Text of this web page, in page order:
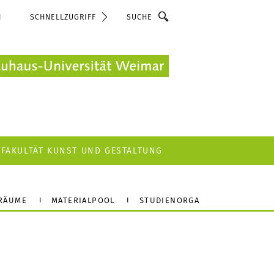
SCHNELLZUGRIFF Suche
FAKULTÄT KUNST UND GESTALTUNG
MATERIALPOOL STUDIENORGA